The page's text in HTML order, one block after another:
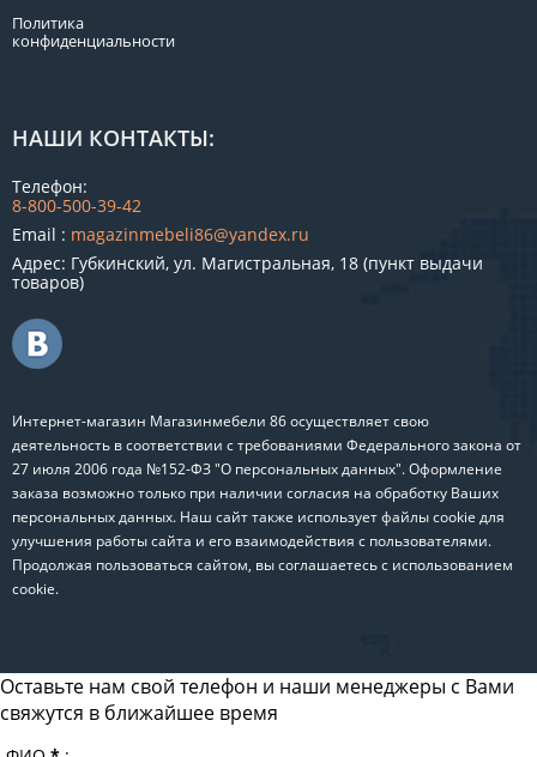
Политика
конфиденциальности
НАШИ КОНТАКТЫ:
Телефон:
8-800-500-39-42
Email : magazinmebeli86@yandex.ru
Адрес: Губкинский, ул. Магистральная, 18 (пункт выдачи
товаров)
Интернет-магазин Магазинмебели 86 осуществляет свою
деятельность в соответствии с требованиями Федерального закона от
27 июля 2006 года №152-ФЗ "О персональных данных". Оформление
заказа возможно только при наличии согласия на обработку Ваших
персональных данных. Наш сайт также использует файлы cookie для
улучшения работы сайта и его взаимодействия с пользователями.
Продолжая пользоваться сайтом, вы соглашаетесь с использованием
cookie.
Оставьте нам свой телефон и наши менеджеры с Вами
свяжутся в ближайшее время